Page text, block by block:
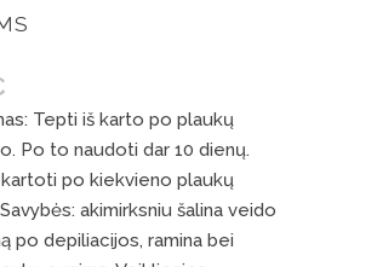
Tepti iš karto po plaukų
Po to naudoti dar 10 dienų.
po kiekvieno plaukų
akimirksniu šalina veido
po depiliacijos, ramina bei